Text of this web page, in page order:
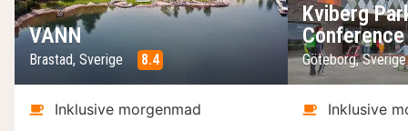
VANN
Brastad, Sverige 8.4
Inklusive morgenmad
Kviberg
Conference
Göteborg,
Inklusive